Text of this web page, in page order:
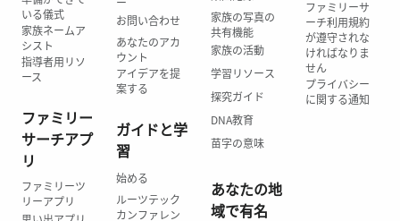
いる儀式
家族ネームア
シスト
指導者用リソ
ース
ファミリー
サーチアプ
リ
ファミリーツ
リーアプリ
お問い合わせ
あなたのアカ
ウント
アイデアを提
案する
ガイドと学
習
始める
ルーツテック
カンファレン
家族の写真の
共有機能
家族の活動
学習リソース
探究ガイド
DNA教育
苗字の意味
あなたの地
域で有名
ファミリーサ
ーチ利用規約
が遵守されな
ければなりま
せん
プライバシー
に関する通知